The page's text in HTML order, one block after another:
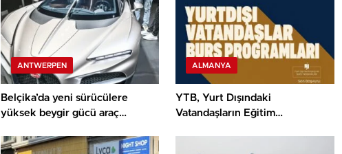
ANTWERPEN
Belçika’da yeni sürücülere
yüksek beygir gücü araç
ALMANYA
YTB, Yurt Dışındaki
Vatandaşların Eğitim